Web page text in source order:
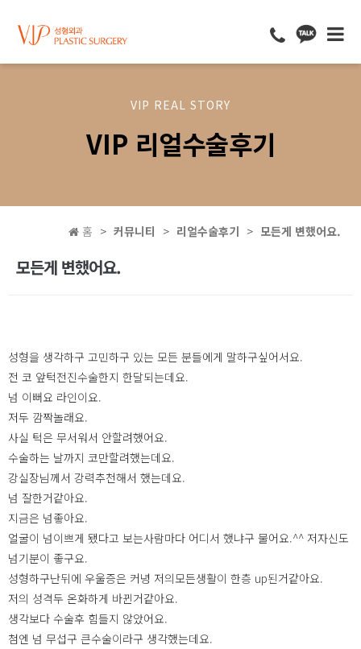
VIP REAL STORY
VIP 리얼수술후기
홈 커뮤니티 리얼수술후기 모든게 변했어요.
모든게 변했어요.
성형을 생각하구 고민하구 있는 모든 분들에게 말하구싶어서요.
전 코 앞턱전진수술한지 한달되는데요.
넘 이뻐요 라인이요.
저두 깜짝놀래요.
사실 턱은 무서워서 안할려했어요.
수술하는 날까지 코만할려했는데요.
강실장님께서 강력추천해서 했는데요.
넘 잘한거같아요.
지금은 넘좋아요.
얼굴이 넘이쁘게 됐다고 보는사람마다 어디서 했냐구 물어요.^^ 저자신도
넘기분이 좋구요.
성형하구난뒤에 우울증은 커녕 저의모든생활이 한층 up된거같아요.
저의 성격두 온화하게 바뀐거같아요.
생각보다 수술후 힘들지 않았어요.
첨엔 넘 무섭구 큰수술이라구 생각했는데요.